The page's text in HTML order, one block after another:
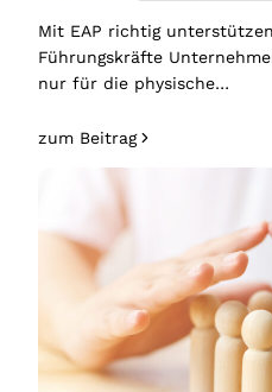
Mit EAP richtig
Führungskräfte
nur für die physische…
zum Beitrag